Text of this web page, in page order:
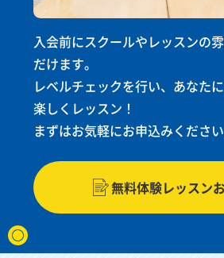
入会前にスクールやレッスンの
だけます。
レベルチェックを行い、あなた
楽しくレッスン！
まずはお気軽にお申込みください
無料体験レッスン